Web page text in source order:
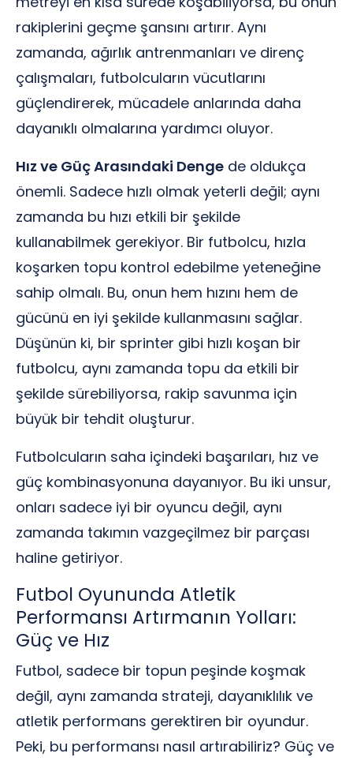
rakiplerini geçme şansını artırır. Aynı
zamanda, ağırlık antrenmanları ve direnç
çalışmaları, futbolcuların vücutlarını
güçlendirerek, mücadele anlarında daha
dayanıklı olmalarına yardımcı oluyor.
Hız ve Güç Arasındaki Denge de oldukça
önemli. Sadece hızlı olmak yeterli değil; aynı
zamanda bu hızı etkili bir şekilde
kullanabilmek gerekiyor. Bir futbolcu, hızla
koşarken topu kontrol edebilme yeteneğine
sahip olmalı. Bu, onun hem hızını hem de
gücünü en iyi şekilde kullanmasını sağlar.
Düşünün ki, bir sprinter gibi hızlı koşan bir
futbolcu, aynı zamanda topu da etkili bir
şekilde sürebiliyorsa, rakip savunma için
büyük bir tehdit oluşturur.
Futbolcuların saha içindeki başarıları, hız ve
güç kombinasyonuna dayanıyor. Bu iki unsur,
onları sadece iyi bir oyuncu değil, aynı
zamanda takımın vazgeçilmez bir parçası
haline getiriyor.
Futbol Oyununda Atletik
Performansı Artırmanın Yolları:
Güç ve Hız
Futbol, sadece bir topun peşinde koşmak
değil, aynı zamanda strateji, dayanıklılık ve
atletik performans gerektiren bir oyundur.
Peki, bu performansı nasıl artırabiliriz? Güç ve